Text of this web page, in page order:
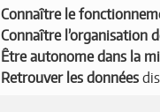
Connaître le
Connaître l’organisation
Être autonome dans la
Retrouver les données